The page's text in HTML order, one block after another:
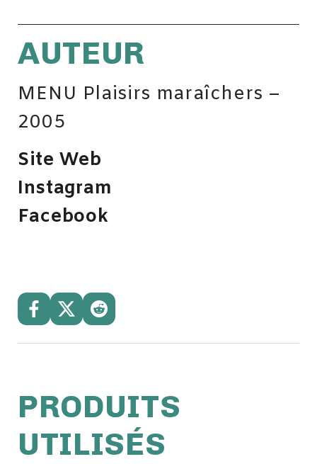
AUTEUR
MENU Plaisirs maraîchers –
2005
Site Web
Instagram
Facebook
PRODUITS
UTILISÉS